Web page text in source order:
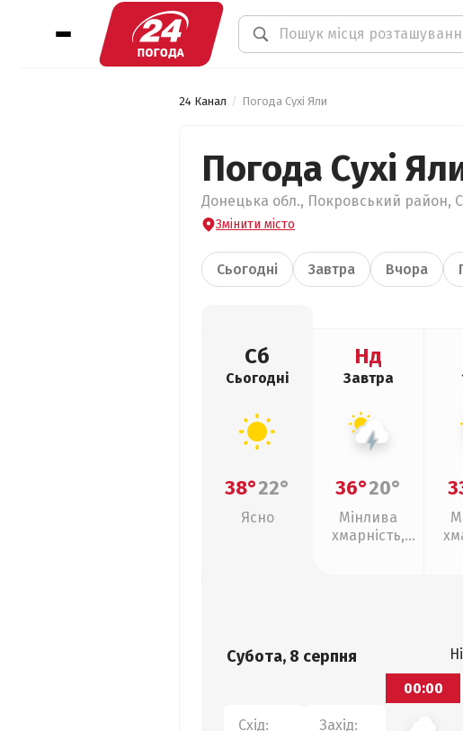
24 Канал Погода Сухі Яли
Погода Сухі
Донецька обл., Покровський район,
Змінити місто
Сьогодні Завтра Вчора
Сб
Сьогодні
38°22°
Ясно
Нд
Завтра
36°20°
Мінлива
хмарність,
Субота, 8 серпня
Схід:
Захід:
00:00